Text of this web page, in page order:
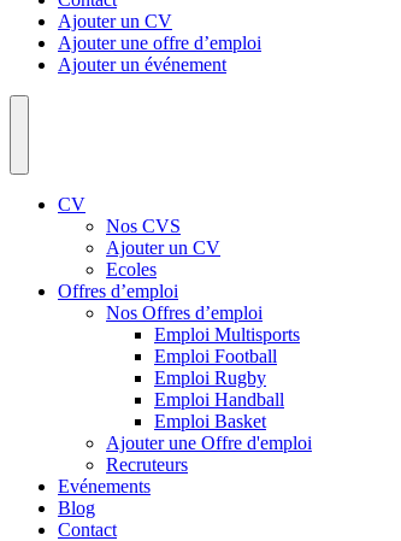
Ajouter un CV
Ajouter une offre d’emploi
Ajouter un événement
CV
Nos CVS
Ajouter un CV
Ecoles
Offres d’emploi
Nos Offres d’emploi
Emploi Multisports
Emploi Football
Emploi Rugby
Emploi Handball
Emploi Basket
Ajouter une Offre d'emploi
Recruteurs
Evénements
Blog
Contact